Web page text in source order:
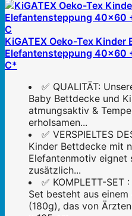
KiGATEX Oeko-Tex
Elefantensteppung 40x60
C*
✅ QUALITÄT:
Baby Bettdecke und
atmungsaktiv &
erholsamen...
✅ VERSPIELTES
Kinder Bettdecke mit
Elefantenmotiv eignet
zusätzlich...
✅ KOMPLETT-
Set besteht aus
(180g), das von